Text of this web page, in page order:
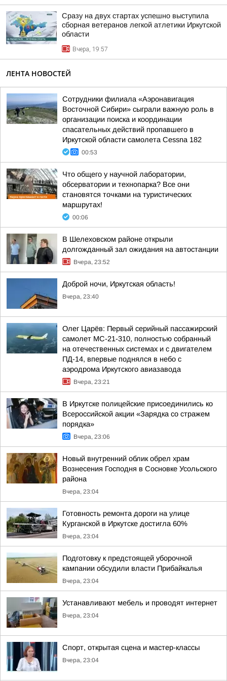
Сразу на двух стартах успешно выступила
сборная ветеранов легкой атлетики Иркутской
области
Вчера, 19:57
ЛЕНТА НОВОСТЕЙ
Сотрудники филиала «Аэронавигация
Восточной Сибири» сыграли важную роль в
организации поиска и координации
спасательных действий пропавшего в
Иркутской области самолета Cessna 182
00:53
Что общего у научной лаборатории,
обсерватории и технопарка? Все они
становятся точками на туристических
маршрутах!
00:06
В Шелеховском районе открыли
долгожданный зал ожидания на автостанции
Вчера, 23:52
Доброй ночи, Иркутская область!
Вчера, 23:40
Олег Царёв: Первый серийный пассажирский
самолет МС-21-310, полностью собранный
на отечественных системах и с двигателем
ПД-14, впервые поднялся в небо с
аэродрома Иркутского авиазавода
Вчера, 23:21
В Иркутске полицейские присоединились ко
Всероссийской акции «Зарядка со стражем
порядка»
Вчера, 23:06
Новый внутренний облик обрел храм
Вознесения Господня в Сосновке Усольского
района
Вчера, 23:04
Готовность ремонта дороги на улице
Курганской в Иркутске достигла 60%
Вчера, 23:04
Подготовку к предстоящей уборочной
кампании обсудили власти Прибайкалья
Вчера, 23:04
Устанавливают мебель и проводят интернет
Вчера, 23:04
Спорт, открытая сцена и мастер-классы
Вчера, 23:04